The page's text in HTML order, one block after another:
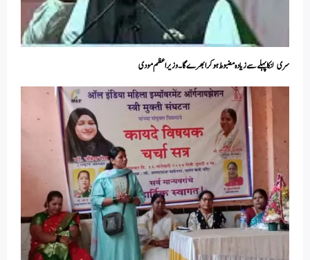
سری لنکا پہلے سے زیادہ مضبوط ہوکر ابھرے گا۔ وزیراعظم مودی